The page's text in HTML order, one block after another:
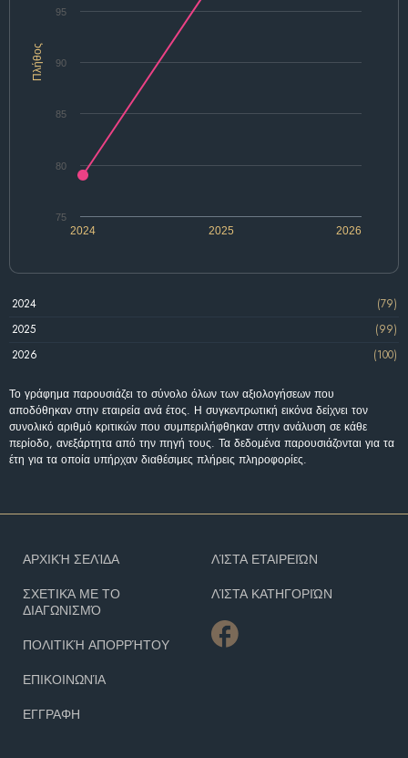
Πλήθος
2024 2026
2025
75
80
85
90
95
2024
(79)
2025
(99)
2026
(100)
Το γράφημα παρουσιάζει το σύνολο όλων των αξιολογήσεων που
αποδόθηκαν στην εταιρεία ανά έτος. Η συγκεντρωτική εικόνα δείχνει τον
συνολικό αριθμό κριτικών που συμπεριλήφθηκαν στην ανάλυση σε κάθε
περίοδο, ανεξάρτητα από την πηγή τους. Τα δεδομένα παρουσιάζονται για τα
έτη για τα οποία υπήρχαν διαθέσιμες πλήρεις πληροφορίες.
ΑΡΧΙΚΉ ΣΕΛΊΔΑ
ΣΧΕΤΙΚΆ ΜΕ ΤΟ
ΔΙΑΓΩΝΙΣΜΌ
ΠΟΛΙΤΙΚΉ ΑΠΟΡΡΉΤΟΥ
ΕΠΙΚΟΙΝΩΝΊΑ
ΕΓΓΡΑΦΗ
ΛΊΣΤΑ ΕΤΑΙΡΕΙΏΝ
ΛΊΣΤΑ ΚΑΤΗΓΟΡΙΏΝ